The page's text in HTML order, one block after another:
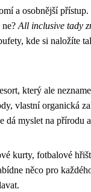
a osobnější
All inclusive tady
kde si naložíte
který ale
vlastní organická
dá myslet na přírodu
kurty, fotbalové
něco pro